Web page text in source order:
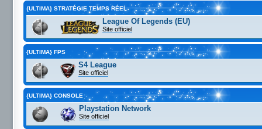
{ULTIMA} STRATÉGIE TEMPS RÉEL
League Of Legends (EU)
Site officiel
{ULTIMA} FPS
S4 League
Site officiel
{ULTIMA} CONSOLE
Playstation Network
Site officiel